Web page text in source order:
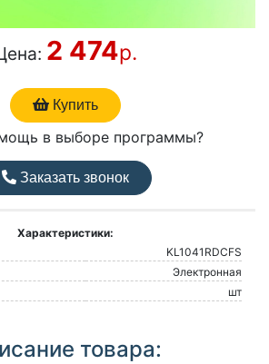
2 474р.
Купить
в выборе программы?
Заказать звонок
Характеристики:
KL1041RDCFS
Электронная
шт
товара: